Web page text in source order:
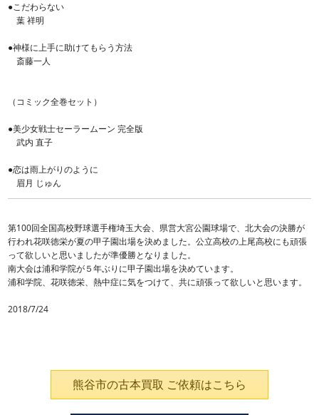
●こだわらない
葉 祥明
●神様に上手に助けてもらう方法
斎藤一人
（コミック全巻セット）
●美少女戦士セーラームーン 完全版
武内 直子
●恋は雨上がりのように
眉月 じゅん
第100回全国高校野球選手権埼玉大会、県営大宮公園球場で、北大会の決勝が
行われ花咲徳栄が夏の甲子園出場を決めました。公立高校の上尾高校にも頑張
って欲しいと思いましたが準優勝となりました。
南大会は浦和学院が５年ぶりに甲子園出場を決めています。
浦和学院、花咲徳栄、熱中症に気をつけて、共に頑張って欲しいと思います。
2018/7/24
熊谷市の古本買取 ご依頼はこちら